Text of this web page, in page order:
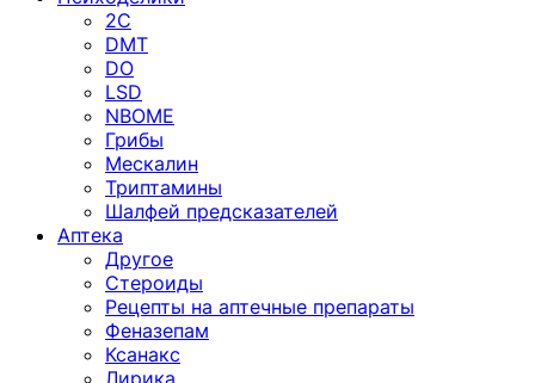
2C
DMT
DO
LSD
NBOME
Грибы
Мескалин
Триптамины
Шалфей предсказателей
Аптека
Другое
Стероиды
Рецепты на аптечные препараты
Феназепам
Ксанакс
Лирика